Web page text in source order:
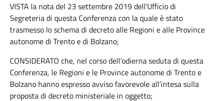
VISTA la nota del 23 settembre 2019 dell’Ufficio di
Segreteria di questa Conferenza con la quale è stato
trasmesso lo schema di decreto alle Regioni e alle Province
autonome di Trento e di Bolzano;
CONSIDERATO che, nel corso dell’odierna seduta di questa
Conferenza, le Regioni e le Province autonome di Trento e
Bolzano hanno espresso avviso favorevole all’intesa sulla
proposta di decreto ministeriale in oggetto;